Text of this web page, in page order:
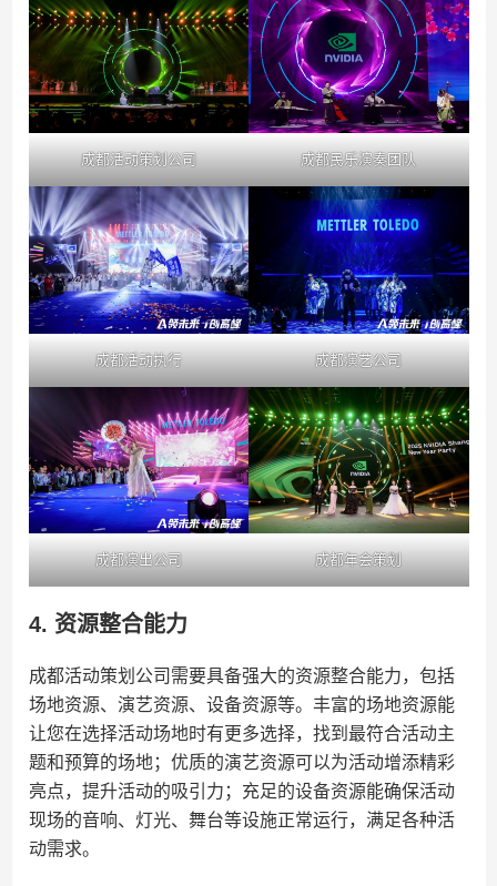
成都活动策划公司 成都民乐演奏团队
成都活动执行 成都演艺公司
成都演出公司 成都年会策划
4. 资源整合能力
成都活动策划公司需要具备强大的资源整合能力，包括
场地资源、演艺资源、设备资源等。丰富的场地资源能
让您在选择活动场地时有更多选择，找到最符合活动主
题和预算的场地；优质的演艺资源可以为活动增添精彩
亮点，提升活动的吸引力；充足的设备资源能确保活动
现场的音响、灯光、舞台等设施正常运行，满足各种活
动需求。